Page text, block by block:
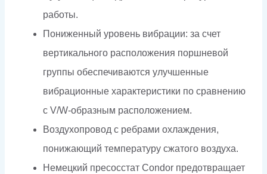
работы.
Пониженный уровень вибрации: за счет
вертикального расположения поршневой
группы обеспечиваются улучшенные
вибрационные характеристики по сравнению
с V/W-образным расположением.
Воздухопровод с ребрами охлаждения,
понижающий температуру сжатого воздуха.
Немецкий пресосстат Condor предотвращает